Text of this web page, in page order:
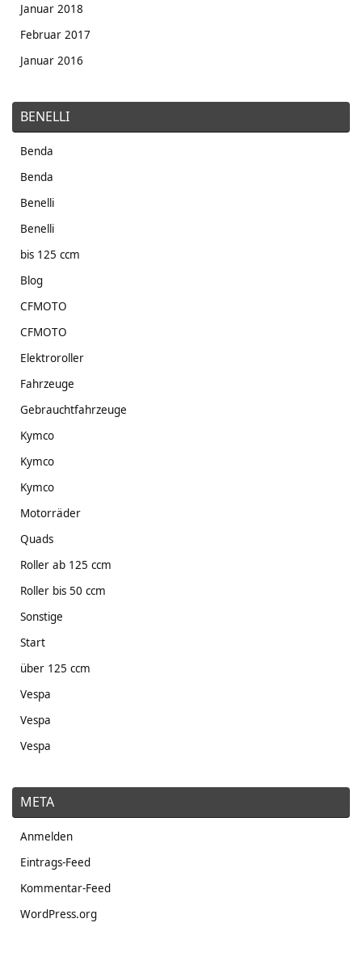
Januar 2018
Februar 2017
Januar 2016
BENELLI
Benda
Benda
Benelli
Benelli
bis 125 ccm
Blog
CFMOTO
CFMOTO
Elektroroller
Fahrzeuge
Gebrauchtfahrzeuge
Kymco
Kymco
Kymco
Motorräder
Quads
Roller ab 125 ccm
Roller bis 50 ccm
Sonstige
Start
über 125 ccm
Vespa
Vespa
Vespa
META
Anmelden
Eintrags-Feed
Kommentar-Feed
WordPress.org